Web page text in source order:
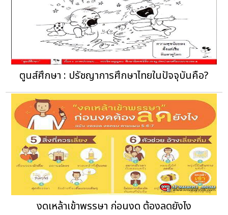
ตูนส์ศึกษา : ปรัชญาการศึกษาไทยในปัจจุบันคือ?
งดเหล้าเข้าพรรษา ก่อนงด ต้องลดยังไง